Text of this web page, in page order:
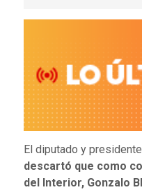
El diputado y
descartó que como
del Interior, Gonzalo